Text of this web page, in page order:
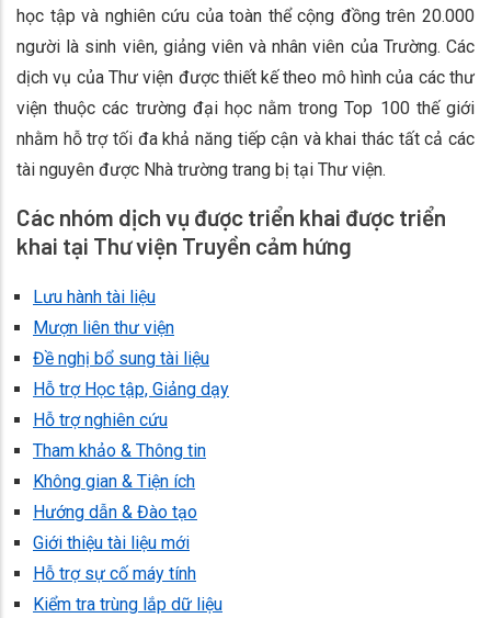
học tập và nghiên cứu của toàn thể cộng đồng trên 20.000
người là sinh viên, giảng viên và nhân viên của Trường. Các
dịch vụ của Thư viện được thiết kế theo mô hình của các thư
viện thuộc các trường đại học nằm trong Top 100 thế giới
nhằm hỗ trợ tối đa khả năng tiếp cận và khai thác tất cả các
tài nguyên được Nhà trường trang bị tại Thư viện.
Các nhóm dịch vụ được triển khai được triển
khai tại Thư viện Truyền cảm hứng
Lưu hành tài liệu
Mượn liên thư viện
Đề nghị bổ sung tài liệu
Hỗ trợ Học tập, Giảng dạy
Hỗ trợ nghiên cứu
Tham khảo & Thông tin
Không gian & Tiện ích
Hướng dẫn & Đào tạo
Giới thiệu tài liệu mới
Hỗ trợ sự cố máy tính
Kiểm tra trùng lắp dữ liệu